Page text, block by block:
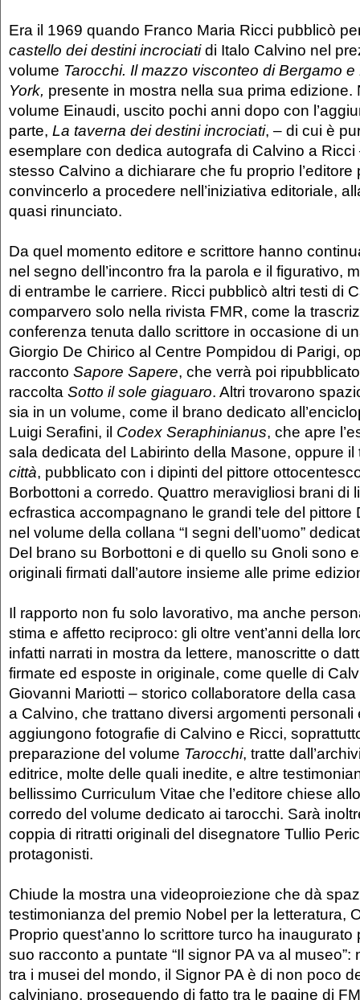
Era il 1969 quando Franco Maria Ricci pubblicò
castello dei destini incrociatidi Italo Calvino nel
volume Tarocchi. Il mazzo visconteo di Bergamo e
York, presente in mostra nella sua prima edizione.
volume Einaudi, uscito pochi anni dopo con
parte, La taverna dei destini incrociati, – di cui è
esemplare con dedica autografa di Calvino a Ricci
stesso Calvino a dichiarare che fu proprio l’editore
convincerlo a procedere nell’iniziativa editoriale,
quasi rinunciato.
Da quel momento editore e scrittore hanno
nel segno dell’incontro fra la parola e il figurativo,
di entrambe le carriere. Ricci pubblicò altri testi di
comparvero solo nella rivista FMR, come la
conferenza tenuta dallo scrittore in occasione di
Giorgio De Chirico al Centre Pompidou di Parigi,
racconto Sapore Sapere, che verrà poi
raccolta Sotto il sole giaguaro. Altri trovarono
sia in un volume, come il brano dedicato
Luigi Serafini, il Codex Seraphinianus, che apre
sala dedicata del Labirinto della Masone, oppure
città, pubblicato con i dipinti del pittore
Borbottoni a corredo. Quattro meravigliosi brani di
ecfrastica accompagnano le grandi tele del pittore
nel volume della collana “I segni dell’uomo”
Del brano su Borbottoni e di quello su Gnoli sono
originali firmati dall’autore insieme alle prime
Il rapporto non fu solo lavorativo, ma anche
stima e affetto reciproco: gli oltre vent’anni della
infatti narrati in mostra da lettere, manoscritte o
firmate ed esposte in originale, come quelle di
Giovanni Mariotti – storico collaboratore della
a Calvino, che trattano diversi argomenti personali
aggiungono fotografie di Calvino e Ricci,
preparazione del volume Tarocchi, tratte
editrice, molte delle quali inedite, e altre
bellissimo Curriculum Vitae che l’editore chiese
corredo del volume dedicato ai tarocchi. Sarà
coppia di ritratti originali del disegnatore Tullio
protagonisti.
Chiude la mostra una videoproiezione che dà
testimonianza del premio Nobel per la letteratura,
Proprio quest’anno lo scrittore turco ha inaugurato
suo racconto a puntate “Il signor PA va al museo”:
tra i musei del mondo, il Signor PA è di non poco
calviniano, proseguendo di fatto tra le pagine di